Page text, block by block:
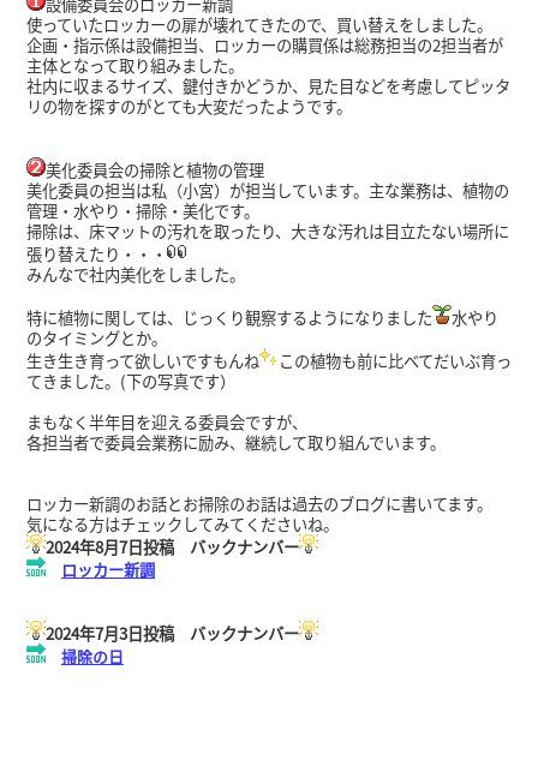
設備委員会のロッカー新調
使っていたロッカーの扉が壊れてきたので、買い替えをしました。
企画・指示係は設備担当、ロッカーの購買係は総務担当の2担当者が
主体となって取り組みました。
社内に収まるサイズ、鍵付きかどうか、見た目などを考慮してピッタ
リの物を探すのがとても大変だったようです。
美化委員会の掃除と植物の管理
美化委員の担当は私（小宮）が担当しています。 主な業務は、植物の
管理・水やり・掃除・美化です。
掃除は、床マットの汚れを取ったり、大きな汚れは目立たない場所に
張り替えたり・・・
みんなで社内美化をしました。
特に植物に関しては、じっくり観察するようになりました
水やり
のタイミングとか。
生き生き育って欲しいですもんね
この植物も前に比べてだいぶ育っ
てきました。(下の写真です）
まもなく半年目を迎える委員会ですが、
各担当者で委員会業務に励み、継続して取り組んでいます。
ロッカー新調のお話とお掃除のお話は過去のブログに書いてます。
気になる方はチェックしてみてくださいね。
2024年8月7日投稿 バックナンバー
ロッカー新調
2024年7月3日投稿 バックナンバー
掃除の日